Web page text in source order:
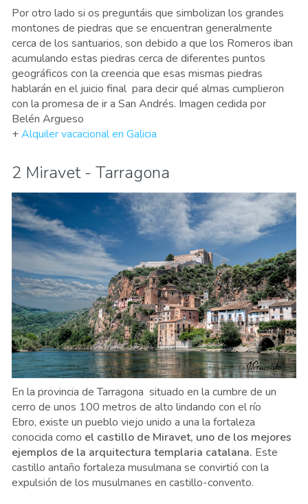
Por otro lado si os preguntáis que simbolizan los grandes
montones de piedras que se encuentran generalmente
cerca de los santuarios, son debido a que los Romeros iban
acumulando estas piedras cerca de diferentes puntos
geográficos con la creencia que esas mismas piedras
hablarán en el juicio final para decir qué almas cumplieron
con la promesa de ir a San Andrés. Imagen cedida por
Belén Argueso
+Alquiler vacacional en Galicia
2 Miravet - Tarragona
En la provincia de Tarragona situado en la cumbre de un
cerro de unos 100 metros de alto lindando con el río
Ebro, existe un pueblo viejo unido a una la fortaleza
conocida como el castillo de Miravet, uno de los mejores
ejemplos de la arquitectura templaria catalana. Este
castillo antaño fortaleza musulmana se convirtió con la
expulsión de los musulmanes en castillo-convento.